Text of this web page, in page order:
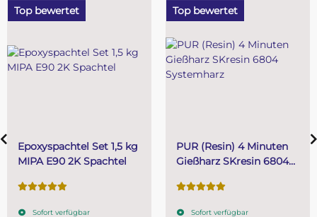
Top bewertet
Epoxyspachtel Set 1,5 kg
MIPA E90 2K Spachtel
Sofort verfügbar
Top bewertet
PUR (Resin) 4 Minuten
Gießharz SKresin 6804
Sofort verfügbar